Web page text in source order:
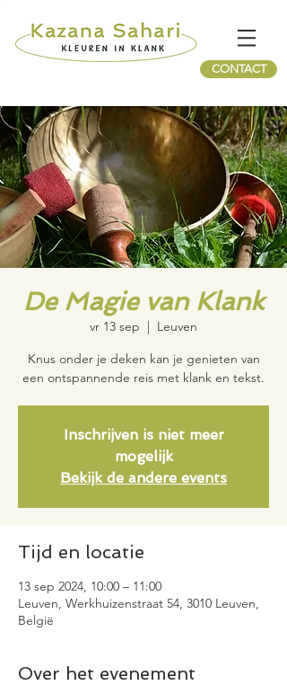
CONTACT
De Magie van Klank
vr 13 sep
  |
Leuven
Knus onder je deken kan je genieten van
een ontspannende reis met klank en tekst.
Inschrijven is niet meer
mogelijk
Bekijk de andere events
Tijd en locatie
13 sep 2024, 10:00 – 11:00
Leuven, Werkhuizenstraat 54, 3010 Leuven,
België
Over het evenement